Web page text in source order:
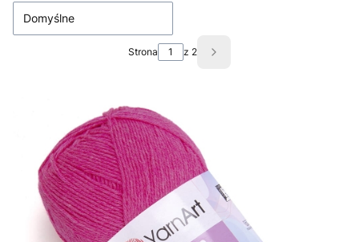
Domyślne
Strona z 2 Następne produkty